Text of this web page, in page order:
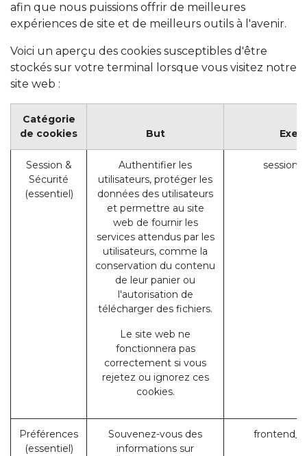
afin que nous puissions offrir de meilleures
expériences de site et de meilleurs outils à l'avenir.
Voici un aperçu des cookies susceptibles d'être
stockés sur votre terminal lorsque vous visitez notre
site web :
Catégorie
de cookies
But
Session &
Sécurité
(essentiel)
Authentifier les
utilisateurs, protéger les
données des utilisateurs
et permettre au site
web de fournir les
services attendus par les
utilisateurs, comme la
conservation du contenu
de leur panier ou
l'autorisation de
télécharger des fichiers.
Le site web ne
fonctionnera pas
correctement si vous
rejetez ou ignorez ces
cookies.
Préférences
(essentiel)
Souvenez-vous des
informations sur